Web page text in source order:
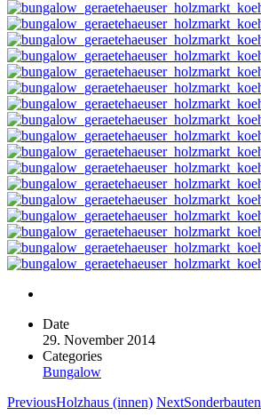
Date
29. November 2014
Categories
Bungalow
PreviousHolzhaus (innen) NextSonderbauten